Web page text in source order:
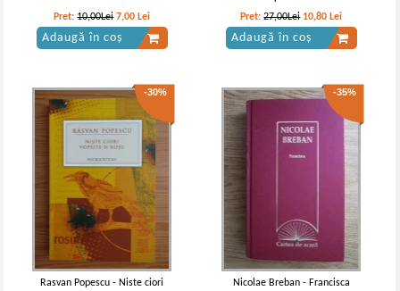
-60%
George Topirceanu - Balade vesele si
triste
IN STOC
Pret:10,00Lei Lei
Adaugă în coș
-35%
IN STOC
10,00Lei6,50
Adaugă în coș
Pret:10,00Lei 7,00 Lei
Adaugă în coș
Pret:27,00Lei 10,80 Lei
Adaugă în coș
-30%
Rasvan Popescu - Niste ciori
-35%
Nicolae Breban - Francisca